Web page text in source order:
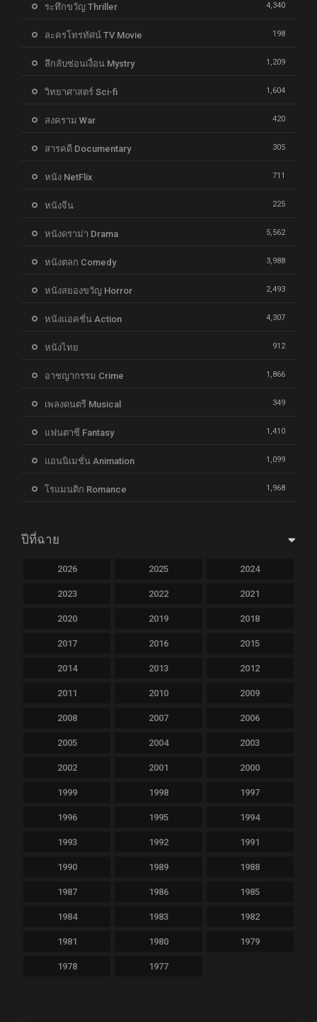
ระทึกขวัญ Thriller 4,340
ละครโทรทัศน์ TV Movie 198
ลึกลับซ่อนเงื่อน Mystry 1,209
วิทยาศาสตร์ Sci-fi 1,604
สงคราม War 420
สารคดี Documentary 305
หนัง NetFlix 711
หนังจีน 225
หนังดราม่า Drama 5,562
หนังตลก Comedy 3,988
หนังสยองขวัญ Horror 2,493
หนังแอคชั่น Action 4,307
หนังไทย 912
อาชญากรรม Crime 1,866
เพลงดนตรี Musical 349
แฟนตาซี Fantasy 1,410
แอนนิเมชั่น Animation 1,099
โรแมนติก Romance 1,968
ปีที่ฉาย
2026 2025 2024
2023 2022 2021
2020 2019 2018
2017 2016 2015
2014 2013 2012
2011 2010 2009
2008 2007 2006
2005 2004 2003
2002 2001 2000
1999 1998 1997
1996 1995 1994
1993 1992 1991
1990 1989 1988
1987 1986 1985
1984 1983 1982
1981 1980 1979
1978 1977